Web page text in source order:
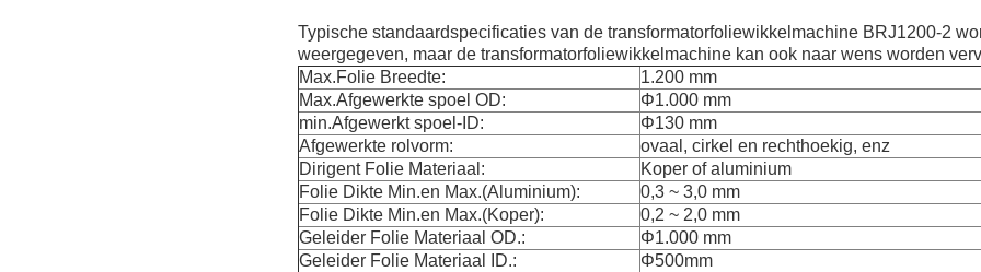
Typische standaardspecificaties van de transformatorfoliewikkelmachine BRJ1200-2
weergegeven, maar de transformatorfoliewikkelmachine kan ook naar wens worden
Max.Folie Breedte:
1.200 mm
Max.Afgewerkte spoel OD:
Φ1.000 mm
min.Afgewerkt spoel-ID:
Φ130 mm
Afgewerkte rolvorm:
ovaal, cirkel en rechthoekig, enz
Dirigent Folie Materiaal:
Koper of aluminium
Folie Dikte Min.en Max.(Aluminium):
0,3 ~ 3,0 mm
Folie Dikte Min.en Max.(Koper):
0,2 ~ 2,0 mm
Geleider Folie Materiaal OD.:
Φ1.000 mm
Geleider Folie Materiaal ID.:
Φ500mm